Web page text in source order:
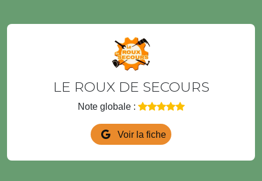
LE ROUX DE SECOURS
Note globale :
Voir la fiche